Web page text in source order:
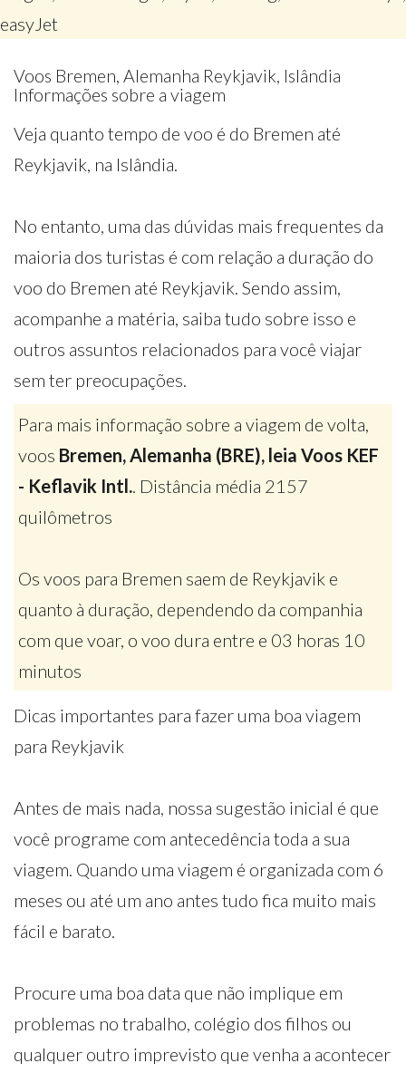
easyJet
Voos Bremen, Alemanha Reykjavik, Islândia
Informações sobre a viagem
Veja quanto tempo de voo é do Bremen até
Reykjavik, na Islândia.
No entanto, uma das dúvidas mais frequentes da
maioria dos turistas é com relação a duração do
voo do Bremen até Reykjavik. Sendo assim,
acompanhe a matéria, saiba tudo sobre isso e
outros assuntos relacionados para você viajar
sem ter preocupações.
Para mais informação sobre a viagem de volta,
voos Bremen, Alemanha (BRE), leia Voos KEF
- Keflavik Intl.. Distância média 2157
quilômetros
Os voos para Bremen saem de Reykjavik e
quanto à duração, dependendo da companhia
com que voar, o voo dura entre e 03 horas 10
minutos
Dicas importantes para fazer uma boa viagem
para Reykjavik
Antes de mais nada, nossa sugestão inicial é que
você programe com antecedência toda a sua
viagem. Quando uma viagem é organizada com 6
meses ou até um ano antes tudo fica muito mais
fácil e barato.
Procure uma boa data que não implique em
problemas no trabalho, colégio dos filhos ou
qualquer outro imprevisto que venha a acontecer